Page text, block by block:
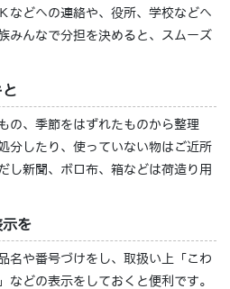
などへの連絡や、役所、学校などへ
みんなで分担を決めると、スムーズ
の、季節をはずれたものから整理
分したり、使っていない物はご近所
し新聞、ボロ布、箱などは荷造り用
示を
名や番号づけをし、取扱い上「こわ
などの表示をしておくと便利です。